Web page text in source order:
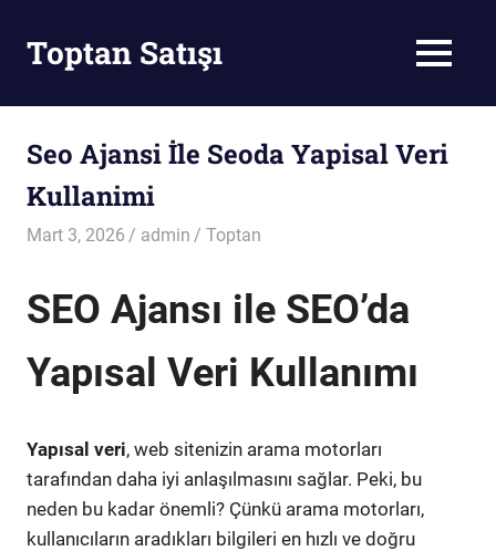
contentToptan Satışı MENU
Seo Ajansi İle Seoda Yapisal Veri
Kullanimi
Mart 3, 2026 admin Toptan
SEO Ajansı ile SEO’da
Yapısal Veri Kullanımı
Yapısal veri, web sitenizin arama motorları
tarafından daha iyi anlaşılmasını sağlar. Peki, bu
neden bu kadar önemli? Çünkü arama motorları,
kullanıcıların aradıkları bilgileri en hızlı ve doğru